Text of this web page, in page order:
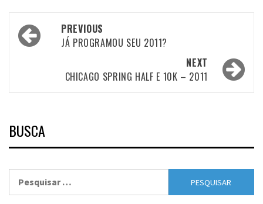
Post
navigation
PREVIOUS
JÁ PROGRAMOU SEU 2011?
NEXT
CHICAGO SPRING HALF E 10K – 2011
BUSCA